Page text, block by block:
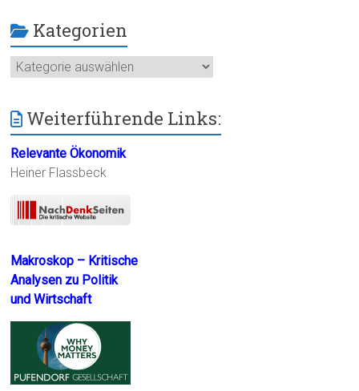
Kategorien
Kategorien
Weiterführende Links:
Relevante Ökonomik
Heiner Flassbeck
Makroskop – Kritische
Analysen zu Politik
und Wirtschaft